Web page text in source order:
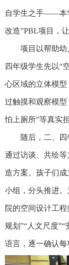
自学生之手——本
改造”PBL项目，
项目以帮助幼儿
四年级学生先以“
心区域的立体模
过触摸和观察模型
怕上厕所”等真实
随后，二、四年
通过访谈、共绘
造方案。孩子们
小组，分头推进
院的空间设计工
规划”“人文尺度
语言，逐一确认每